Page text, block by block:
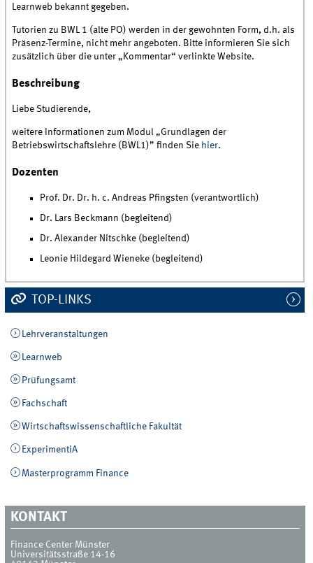
Learnweb bekannt gegeben.
Tutorien zu BWL 1 (alte PO) werden in der gewohnten Form, d.h. als
Präsenz-Termine, nicht mehr angeboten. Bitte informieren Sie sich
zusätzlich über die unter „Kommentar“ verlinkte Website.
Beschreibung
Liebe Studierende,
weitere Informationen zum Modul „Grundlagen der
Betriebswirtschaftslehre (BWL1)” finden Sie hier.
Dozenten
Prof. Dr. Dr. h. c. Andreas Pfingsten (verantwortlich)
Dr. Lars Beckmann (begleitend)
Dr. Alexander Nitschke (begleitend)
Leonie Hildegard Wieneke (begleitend)
TOP-LINKS
Lehrveranstaltungen
Learnweb
Prüfungsamt
Fachschaft
Wirtschaftswissenschaftliche Fakultät
ExperimentiA
Masterprogramm Finance
KONTAKT
Finance Center Münster
Universitätsstraße 14-16